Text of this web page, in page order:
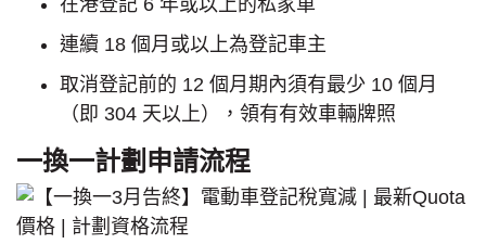
連續 18 個月或以上為登記車主
取消登記前的 12 個月期內須有最少 10 個月
（即 304 天以上），領有有效車輛牌照
一換一計劃申請流程